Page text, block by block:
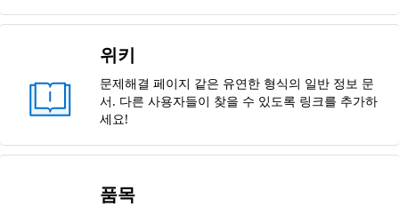
위키
문제해결 페이지 같은 유연한 형식의 일반 정보 문
서. 다른 사용자들이 찾을 수 있도록 링크를 추가하
세요!
품목